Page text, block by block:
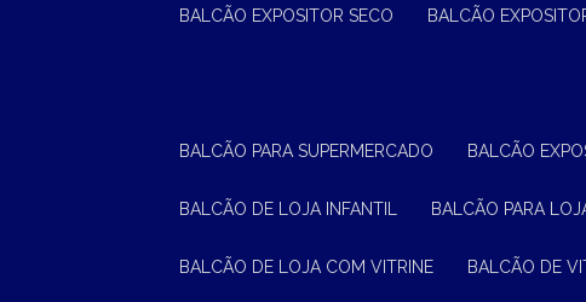
BALCÃO EXPOSITOR SECO BALCÃO
BALCÃO PARA SUPERMERCADO BALCÃO
BALCÃO DE LOJA INFANTIL BALCÃO PARA
BALCÃO DE LOJA COM VITRINE BALCÃO DE